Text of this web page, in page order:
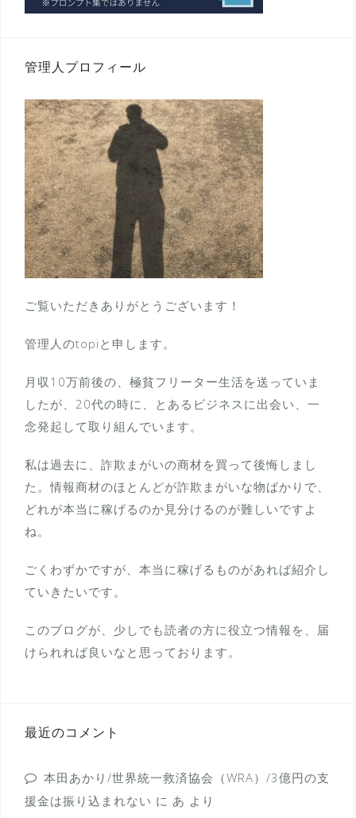
管理人プロフィール
ご覧いただきありがとうございます！
管理人のtopiと申します。
月収10万前後の、極貧フリーター生活を送っていま
したが、20代の時に、とあるビジネスに出会い、一
念発起して取り組んでいます。
私は過去に、詐欺まがいの商材を買って後悔しまし
た。情報商材のほとんどが詐欺まがいな物ばかりで、
どれが本当に稼げるのか見分けるのが難しいですよ
ね。
ごくわずかですが、本当に稼げるものがあれば紹介し
ていきたいです。
このブログが、少しでも読者の方に役立つ情報を、届
けられれば良いなと思っております。
最近のコメント
本田あかり/世界統一救済協会（WRA）/3億円の支
援金は振り込まれない に あ より